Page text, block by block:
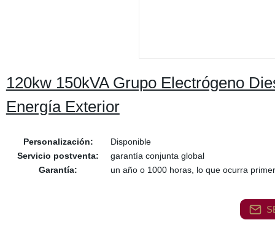
120kw 150kVA Grupo Electrógeno
Energía Exterior
Personalización:
Disponible
Servicio postventa:
garantía conjunta global
Garantía:
un año o 1000 horas, lo que ocurra